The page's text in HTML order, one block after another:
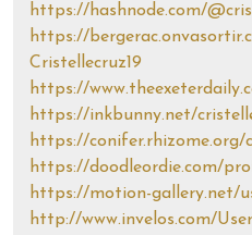
https://hashnode.com/
https://
Cristellecruz19
https://
https://inkbunny.net/
https://conifer.rhizome.org/
https://doodleordie.com/
https://motion-gallery.net/
http://www.invelos.com/